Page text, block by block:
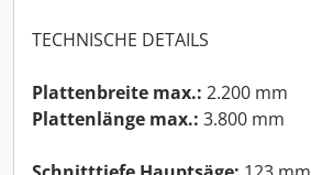
TECHNISCHE DETAILS
Plattenbreite max.: 2.200 mm
Plattenlänge max.: 3.800 mm